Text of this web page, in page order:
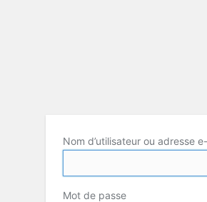
Nom d’utilisateur ou adresse
Mot de passe